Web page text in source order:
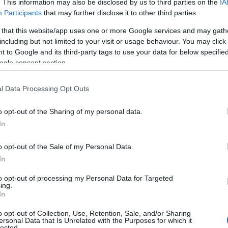
This information may also be disclosed by us to third parties on the
Participants that may further disclose it to other third parties.
that this website/app uses one or more Google services and may
but not limited to your visit or usage behaviour. You may
to Google and its third-party tags to use your data for below
consent section.
Data Processing Opt Outs
opt-out of the Sharing of my personal data.
opt-out of the Sale of my Personal Data.
opt-out of processing my Personal Data for Targeted
opt-out of Collection, Use, Retention, Sale, and/or Sharing
Data that Is Unrelated with the Purposes for which it
άγνωστοι δράστες έκλεψαν αυτοκίνητο
ασημί με αριθμό κυκλοφορίας ΧΑΧ 5795,
το σπίτι του ιδιοκτήτη στην περιοχή
στην Κάνηθο.
αποτυπώνει την αγωνία και
μου. Ήταν παρκαρισμένο κάτω από το
Τελευταία έχουμε πάρα πολλές
ανησυχητικό».
φόβο στους κατοίκους, οι οποίοι
ακόμη και έξω από το ίδιο τους το
έχει ξεφύγει το τελευταίο